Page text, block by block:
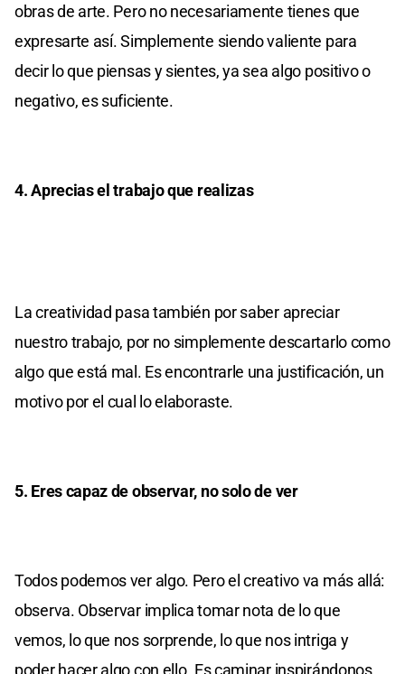
obras de arte. Pero no necesariamente tienes que
expresarte así. Simplemente siendo valiente para
decir lo que piensas y sientes, ya sea algo positivo o
negativo, es suficiente.
4. Aprecias el trabajo que realizas
La creatividad pasa también por saber apreciar
nuestro trabajo, por no simplemente descartarlo como
algo que está mal. Es encontrarle una justificación, un
motivo por el cual lo elaboraste.
5. Eres capaz de observar, no solo de ver
Todos podemos ver algo. Pero el creativo va más allá:
observa. Observar implica tomar nota de lo que
vemos, lo que nos sorprende, lo que nos intriga y
poder hacer algo con ello. Es caminar inspirándonos